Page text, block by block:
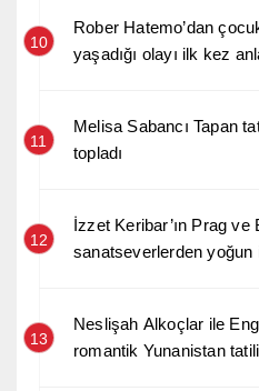
10
Rober Hatemo’dan
yaşadığı olayı ilk kez
11
Melisa Sabancı Tapan
topladı
12
İzzet Keribar’ın Prag
sanatseverlerden yoğun
13
Neslişah Alkoçlar ile
romantik Yunanistan tatili